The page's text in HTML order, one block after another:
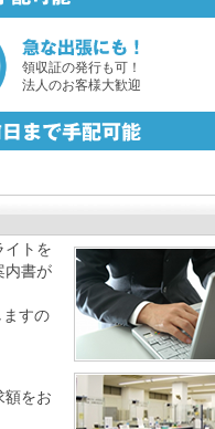
領収証の発行も可！
法人のお客様大歓迎
イトを
内書が
すの
額をお